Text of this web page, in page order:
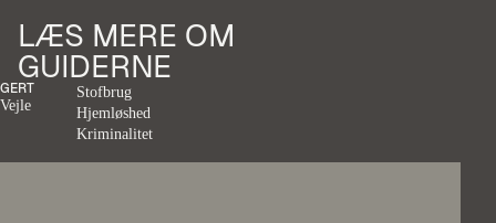
LÆS MERE OM
GUIDERNE
GERT
Vejle
Stofbrug
Hjemløshed
Kriminalitet